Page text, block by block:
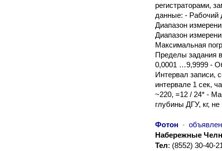
регистраторами,
данные: - Рабочий
Диапазон
Диапазон
Максимальная
Пределы задания
0,0001 …9,9999 -
Интервал записи,
интервале 1 сек,
~220, =12 / 24* -
глубины ДГУ, кг,
Фотон -
Набережные
Тел: (8552) 30-40-